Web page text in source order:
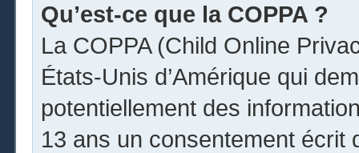
Qu’est-ce que la COPPA ?
La COPPA (Child Online
États-Unis d’Amérique qui
potentiellement des
13 ans un consentement écrit